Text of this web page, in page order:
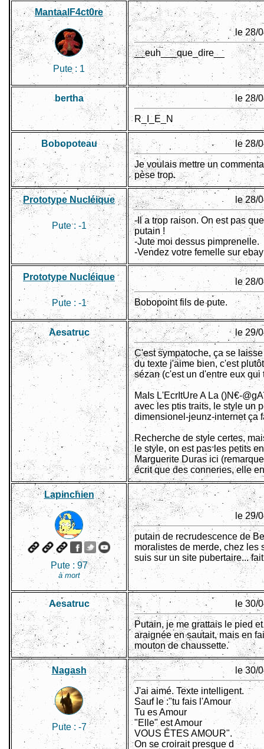
MantaalF4ct0re
Pute : 1
le 28/
__euh___que_dire__
bertha le 28/
R_I_E_N
Bobopoteau le 28/
Je voulais mettre un
pèse trop.
Prototype Nucléique
Pute : -1
le 28/
-Il a trop raison. On est pas
putain !
-Jute moi dessus pimprenelle.
-Vendez votre femelle sur
Prototype Nucléique
Pute : -1
le 28/
Bobopoint fils de pute.
Aesatruc le 29/
C'est sympatoche, ça se
du texte j'aime bien, c'est
sézan (c'est un d'entre eux qui
MaIs L'EcrItUre A La ()N€-
avec les ptis traits, le style un
dimensionel-jeunz-internet ça
Recherche de style certes,
le style, on est pas les petits
Marguerite Duras ici
écrit que des conneries, elle
Lapinchien
Pute :97
à mort
le 29/
putain de recrudescence de
moralistes de merde, chez les
suis sur un site pubertaire...
Aesatruc le 30/
Putain, je me grattais le pied
araignée en sautait, mais en
mouton de chaussette.
Nagash
Pute : -7
le 30/
J'ai aimé. Texte intelligent.
Sauf le :"tu fais l'Amour
Tu es Amour
"Elle" est Amour
VOUS ÊTES AMOUR".
On se croirait presque d